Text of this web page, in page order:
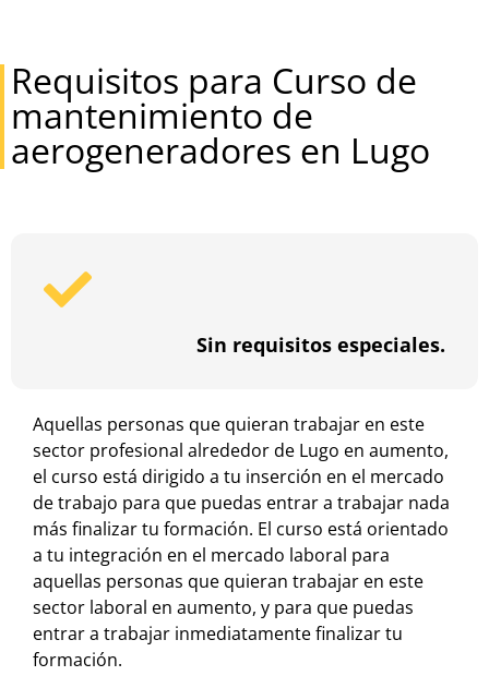
Requisitos para Curso de
mantenimiento de
aerogeneradores en Lugo
Sin requisitos especiales.
Aquellas personas que quieran trabajar en este
sector profesional alrededor de Lugo en aumento,
el curso está dirigido a tu inserción en el mercado
de trabajo para que puedas entrar a trabajar nada
más finalizar tu formación. El curso está orientado
a tu integración en el mercado laboral para
aquellas personas que quieran trabajar en este
sector laboral en aumento, y para que puedas
entrar a trabajar inmediatamente finalizar tu
formación.